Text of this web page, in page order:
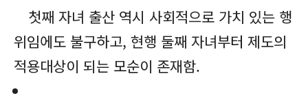
첫째 자녀 출산 역시 사회적으로 가치 있는 행
위임에도 불구하고, 현행 둘째 자녀부터 제도의
적용대상이 되는 모순이 존재함.